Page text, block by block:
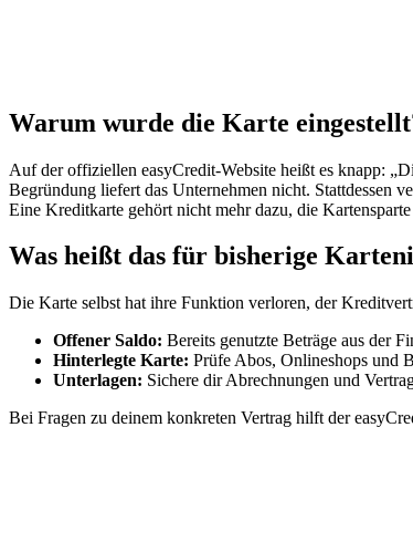
Warum wurde die Karte
Auf der offiziellen easyCredit-Website heißt es knapp:
Begründung liefert das Unternehmen nicht. Stattdessen
Eine Kreditkarte gehört nicht mehr dazu, die
Was heißt das für bisherige
Die Karte selbst hat ihre Funktion verloren, der
Offener Saldo: Bereits genutzte Beträge aus der
Hinterlegte Karte: Prüfe Abos, Onlineshops und
Unterlagen: Sichere dir Abrechnungen und
Bei Fragen zu deinem konkreten Vertrag hilft der